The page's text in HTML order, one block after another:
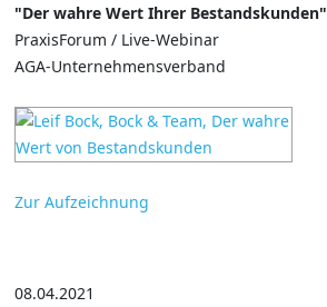
"Der wahre Wert Ihrer Bestandskunden"
PraxisForum / Live-Webinar
AGA-Unternehmensverband
Zur Aufzeichnung
08.04.2021